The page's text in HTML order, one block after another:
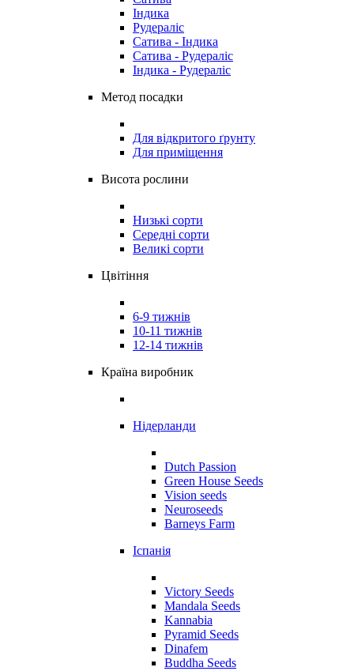
Індика
Рудераліс
Сатива - Індика
Сатива - Рудераліс
Індика - Рудераліс
Метод посадки
Для відкритого ґрунту
Для приміщення
Висота рослини
Низькі сорти
Середні сорти
Великі сорти
Цвітіння
6-9 тижнів
10-11 тижнів
12-14 тижнів
Країна виробник
Нідерланди
Dutch Passion
Green House Seeds
Vision seeds
Neuroseeds
Barneys Farm
Іспанія
Victory Seeds
Mandala Seeds
Kannabia
Pyramid Seeds
Dinafem
Buddha Seeds